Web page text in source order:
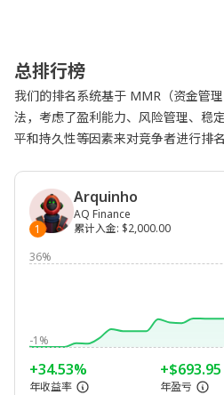
总排行榜
我们的排名系统基于 MMR（资金管
法，考虑了盈利能力、风险管理、稳
平和持久性等因素来对竞争者进行排名
1
Arquinho
AQ Finance
累计入金: $2,000.00
36%
-1%
+34.53%
年收益率
+$693.95
年盈亏